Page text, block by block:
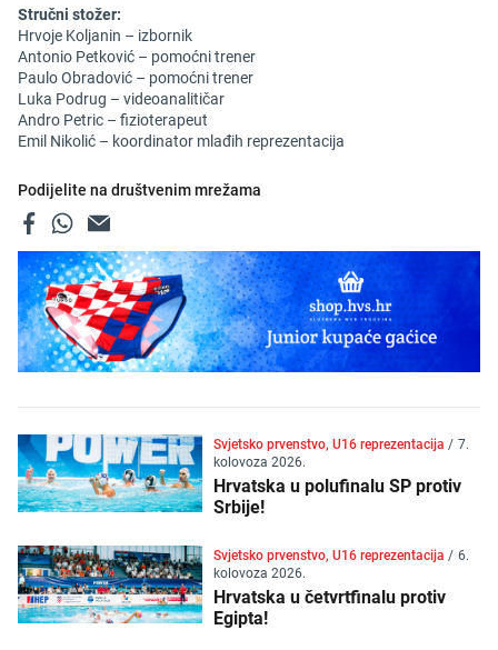
Stručni stožer:
Hrvoje Koljanin – izbornik
Antonio Petković – pomoćni trener
Paulo Obradović – pomoćni trener
Luka Podrug – videoanalitičar
Andro Petric – fizioterapeut
Emil Nikolić – koordinator mlađih reprezentacija
Podijelite na društvenim mrežama
Svjetsko prvenstvo, U16 reprezentacija / 7.
kolovoza 2026.
Hrvatska u polufinalu SP protiv
Srbije!
Svjetsko prvenstvo, U16 reprezentacija / 6.
kolovoza 2026.
Hrvatska u četvrtfinalu protiv
Egipta!